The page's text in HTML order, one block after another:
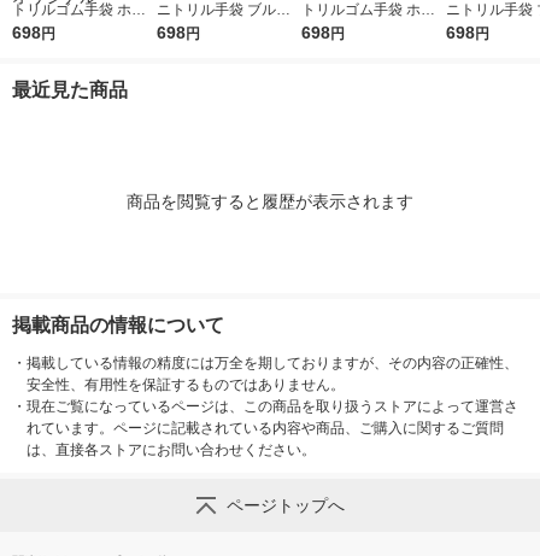
トリルゴム手袋 ホワ
イト 35粉無し L FR-6
リジナル
698円
ニトリル手袋 ブルー
35粉なし M FR-6107
698円
トリルゴム手袋 ホワ
イト 35粉無し M FR-6
698円
ニトリル手袋
35粉なし S
698円
最近見た商品
商品を閲覧すると履歴が表示されます
掲載商品の情報について
・ 掲載している情報の精度には万全を期しておりますが、その内容の正確性、
安全性、有用性を保証するものではありません。
・ 現在ご覧になっているページは、この商品を取り扱うストアによって運営さ
れています。ページに記載されている内容や商品、ご購入に関するご質問
は、直接各ストアにお問い合わせください。
ページトップへ